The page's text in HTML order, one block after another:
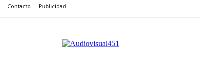
Contacto Publicidad